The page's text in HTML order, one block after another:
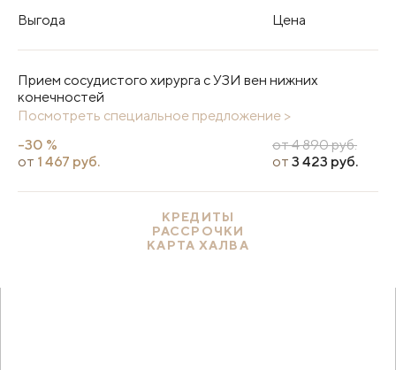
Выгода Цена
Прием сосудистого хирурга с УЗИ вен нижних
конечностей
Посмотреть специальное предложение >
-30 %
от 1 467 руб.
от 4 890 руб.
от 3 423 руб.
КРЕДИТЫ
РАССРОЧКИ
КАРТА ХАЛВА